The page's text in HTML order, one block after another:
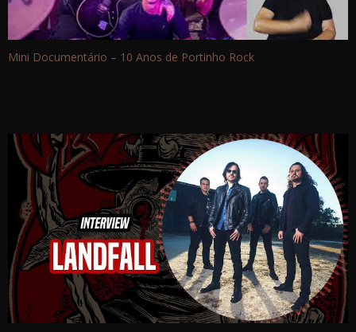
Mini Documentário – 10 Anos de Portinho Rock